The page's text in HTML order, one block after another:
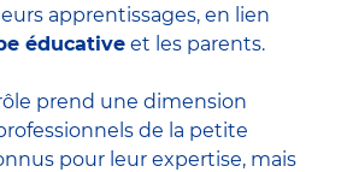
apprentissages, en lien
éducative et les parents.
prend une dimension
de la petite
pour leur expertise, mais